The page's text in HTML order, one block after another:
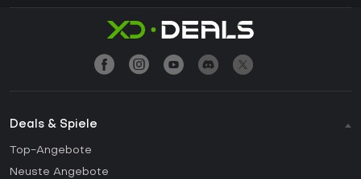
Deals & Spiele
Top-Angebote
Neuste Angebote